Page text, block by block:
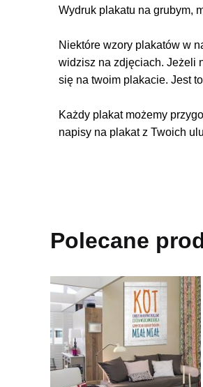
Wydruk plakatu na grubym,
Niektóre wzory plakatów w
widzisz na zdjęciach. Jeżeli
się na twoim plakacie. Jest
Każdy plakat możemy
napisy na plakat z Twoich
Polecane